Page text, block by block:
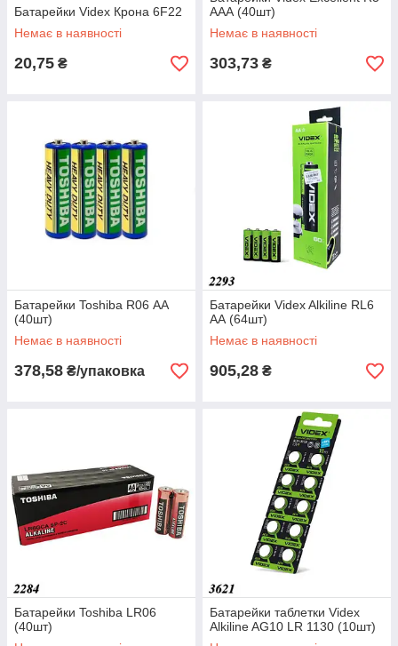
Батарейки Videx Крона 6F22
Немає в наявності
20,75 ₴
ААА (40шт)
Немає в наявності
303,73 ₴
Батарейки Toshiba R06 АА
(40шт)
Немає в наявності
378,58 ₴/упаковка
Батарейки Videx Alkiline RL6
АА (64шт)
Немає в наявності
905,28 ₴
Батарейки Toshiba LR06
(40шт)
Батарейки таблетки Videx
Alkiline AG10 LR 1130 (10шт)